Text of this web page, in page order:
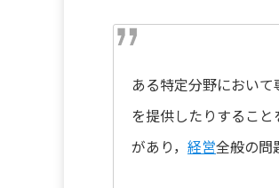
ある特定分野において
を提供したりするこ
があり， 経営全般の問